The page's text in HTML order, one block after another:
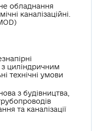
обладнання
каналізаційні.
з циліндричним
технічні умови
з будівництва,
та каналізації